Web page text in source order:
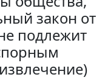
закон от
подлежит